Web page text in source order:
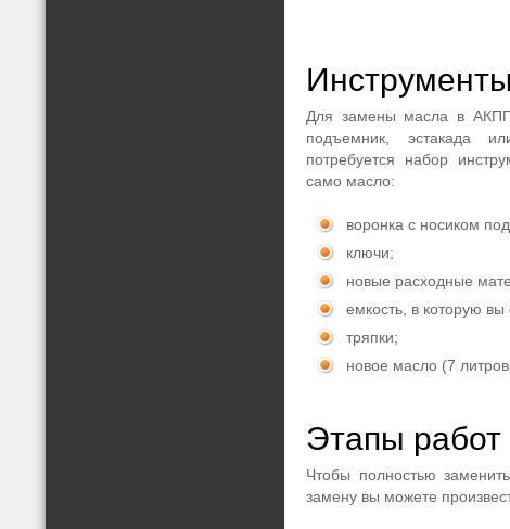
Для замены масла в
подъемник, эстакада
потребуется набор
само масло:
воронка с носиком
ключи;
новые расходные
емкость, в которую вы
тряпки;
новое масло (7
Этапы работ
Чтобы полностью
замену вы можете